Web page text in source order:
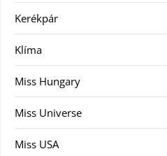
Kerékpár
Klíma
Miss Hungary
Miss Universe
Miss USA